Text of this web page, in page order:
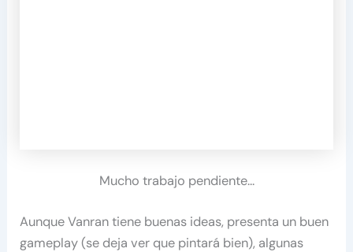
Mucho trabajo pendiente…
Aunque Vanran tiene buenas ideas, presenta un buen
gameplay (se deja ver que pintará bien), algunas